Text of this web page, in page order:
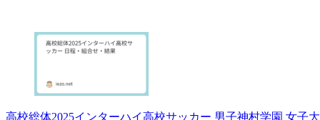
高校総体2025インターハイ高校サッカー 男子神村学園 女子